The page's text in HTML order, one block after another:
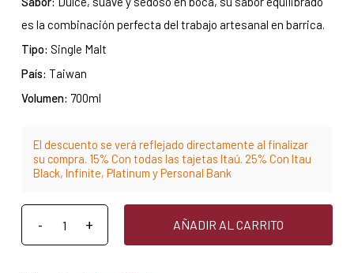
es la combinación perfecta del trabajo artesanal en barrica.
Tipo: Single Malt
País: Taiwan
Volumen: 700ml
El descuento se verá reflejado directamente al finalizar
su compra. 15% Con todas las tajetas Itaú. 25% Con Itau
Black, Infinite, Platinum y Personal Bank
AÑADIR AL CARRITO